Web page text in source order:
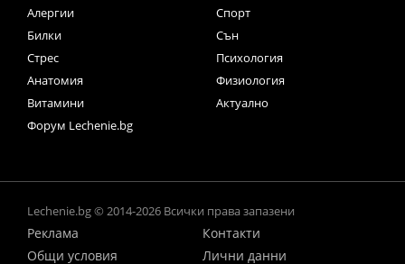
Алергии
Спорт
Билки
Сън
Стрес
Психология
Анатомия
Физиология
Витамини
Актуално
Форум Lechenie.bg
Lechenie.bg © 2014-2026 Всички права запазени
Реклама
Контакти
Общи условия
Лични данни